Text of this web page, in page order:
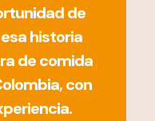
de
historia
de comida
con